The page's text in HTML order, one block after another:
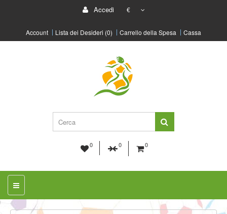
Accedi €
Account Lista dei Desideri (0) Carrello della Spesa Cassa
0 0 0